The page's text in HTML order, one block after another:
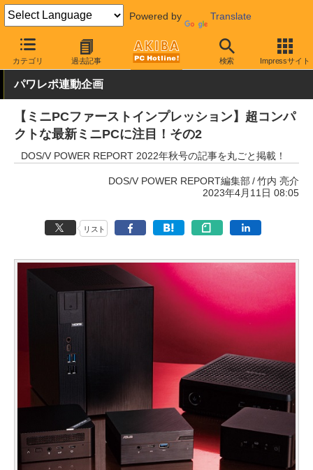
Powered by Translate
カテゴリ 過去記事 検索 Impressサイト
AKIBA PC Hotline! PC本体・ソフト 小型PC
パワレポ連動企画
【ミニPCファーストインプレッション】超コンパ
クトな最新ミニPCに注目！その2
DOS/V POWER REPORT 2022年秋号の記事を丸ごと掲載！
DOS/V POWER REPORT編集部
竹内 亮介
2023年4月11日 08:05
リスト